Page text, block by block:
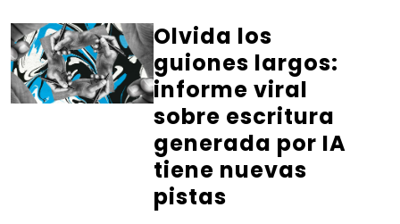
Olvida los
guiones largos:
informe viral
sobre escritura
generada por IA
tiene nuevas
pistas